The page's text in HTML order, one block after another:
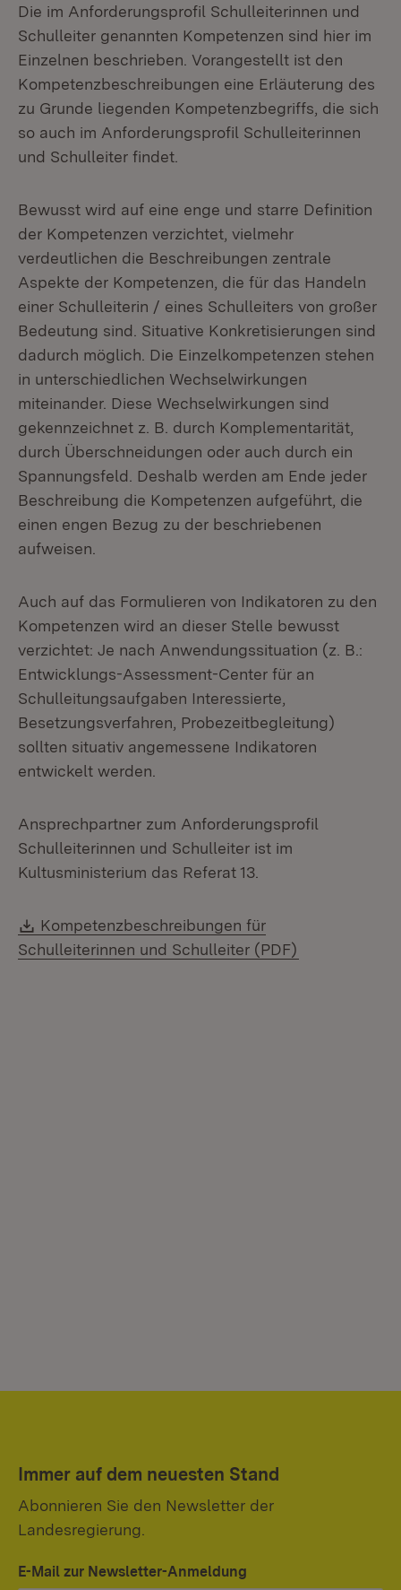
Die im Anforderungsprofil Schulleiterinnen und
Schulleiter genannten Kompetenzen sind hier im
Einzelnen beschrieben. Vorangestellt ist den
Kompetenzbeschreibungen eine Erläuterung des
zu Grunde liegenden Kompetenzbegriffs, die sich
so auch im Anforderungsprofil Schulleiterinnen
und Schulleiter findet.
Bewusst wird auf eine enge und starre Definition
der Kompetenzen verzichtet, vielmehr
verdeutlichen die Beschreibungen zentrale
Aspekte der Kompetenzen, die für das Handeln
einer Schulleiterin / eines Schulleiters von großer
Bedeutung sind. Situative Konkretisierungen sind
dadurch möglich. Die Einzelkompetenzen stehen
in unterschiedlichen Wechselwirkungen
miteinander. Diese Wechselwirkungen sind
gekennzeichnet z. B. durch Komplementarität,
durch Überschneidungen oder auch durch ein
Spannungsfeld. Deshalb werden am Ende jeder
Beschreibung die Kompetenzen aufgeführt, die
einen engen Bezug zu der beschriebenen
aufweisen.
Auch auf das Formulieren von Indikatoren zu den
Kompetenzen wird an dieser Stelle bewusst
verzichtet: Je nach Anwendungssituation (z. B.:
Entwicklungs-Assessment-Center für an
Schulleitungsaufgaben Interessierte,
Besetzungsverfahren, Probezeitbegleitung)
sollten situativ angemessene Indikatoren
entwickelt werden.
Ansprechpartner zum Anforderungsprofil
Schulleiterinnen und Schulleiter ist im
Kultusministerium das Referat 13.
Download:
Kompetenzbeschreibungen für
Schulleiterinnen und Schulleiter (PDF)
Immer auf dem neuesten Stand
Abonnieren Sie den Newsletter der
Landesregierung.
E-Mail zur Newsletter-Anmeldung